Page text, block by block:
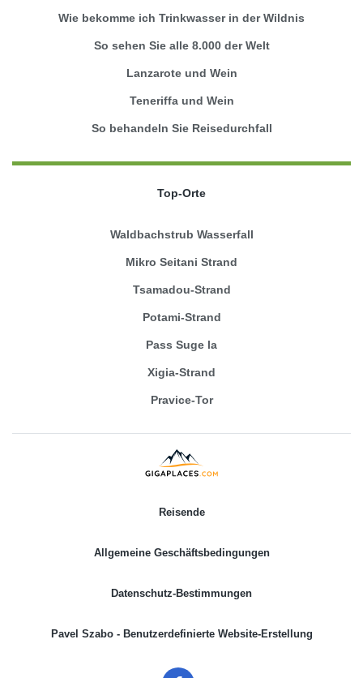
Wie bekomme ich Trinkwasser in der Wildnis
So sehen Sie alle 8.000 der Welt
Lanzarote und Wein
Teneriffa und Wein
So behandeln Sie Reisedurchfall
Top-Orte
Waldbachstrub Wasserfall
Mikro Seitani Strand
Tsamadou-Strand
Potami-Strand
Pass Suge la
Xigia-Strand
Pravice-Tor
Reisende
Allgemeine Geschäftsbedingungen
Datenschutz-Bestimmungen
Pavel Szabo - Benutzerdefinierte Website-Erstellung